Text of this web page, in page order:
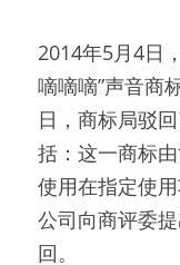
2014年5月4日
嘀嘀嘀”声音商
日，商标局驳
括：这一商标
使用在指定使
公司向商评委
回。